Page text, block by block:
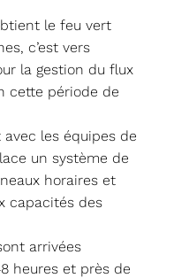
le feu vert
c’est vers
la gestion du flux
cette période de
les équipes de
un système de
horaires et
capacités des
arrivées
heures et près de